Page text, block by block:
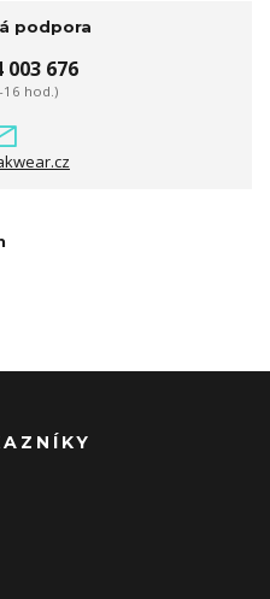
podpora
003 676
16 hod.)